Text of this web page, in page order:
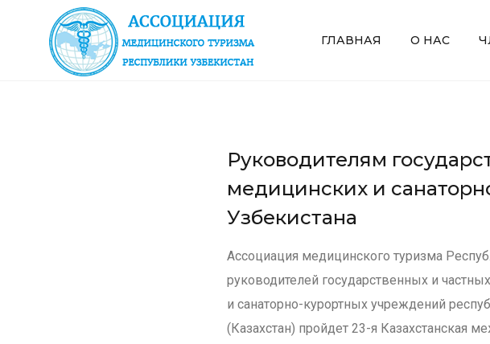
ГЛАВНАЯ О НАС
Руководителям
медицинских и
Узбекистана
Ассоциация медицинского туризма
руководителей государственных и
и санаторно-курортных учреждений
(Казахстан) пройдет 23-я Казахстанская